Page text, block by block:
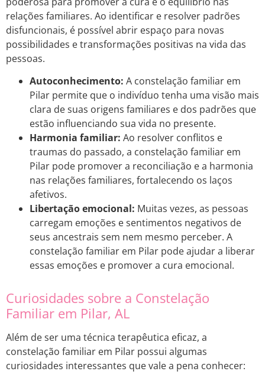
relações familiares. Ao identificar e resolver padrões
disfuncionais, é possível abrir espaço para novas
possibilidades e transformações positivas na vida das
pessoas.
Autoconhecimento: A constelação familiar em
Pilar permite que o indivíduo tenha uma visão mais
clara de suas origens familiares e dos padrões que
estão influenciando sua vida no presente.
Harmonia familiar: Ao resolver conflitos e
traumas do passado, a constelação familiar em
Pilar pode promover a reconciliação e a harmonia
nas relações familiares, fortalecendo os laços
afetivos.
Libertação emocional: Muitas vezes, as pessoas
carregam emoções e sentimentos negativos de
seus ancestrais sem nem mesmo perceber. A
constelação familiar em Pilar pode ajudar a liberar
essas emoções e promover a cura emocional.
Curiosidades sobre a Constelação
Familiar em Pilar, AL
Além de ser uma técnica terapêutica eficaz, a
constelação familiar em Pilar possui algumas
curiosidades interessantes que vale a pena conhecer: